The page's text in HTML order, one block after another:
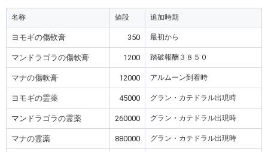
名称 値段 追加時期
ヨモギの傷軟膏 350 最初から
マンドラゴラの傷軟膏 1200 踏破報酬３８５０
マナの傷軟膏 12000 アルムーン到着時
ヨモギの霊薬 45000 グラン・カテドラル出現時
マンドラゴラの霊薬 260000 グラン・カテドラル出現時
マナの霊薬 880000 グラン・カテドラル出現時